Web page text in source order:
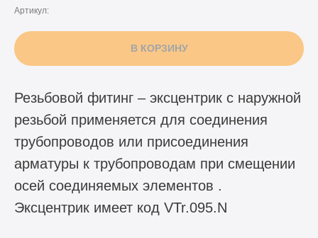
Артикул:
В КОРЗИНУ
Резьбовой фитинг – эксцентрик с наружной
резьбой применяется для соединения
трубопроводов или присоединения
арматуры к трубопроводам при смещении
осей соединяемых элементов .
Эксцентрик имеет код VTr.095.N